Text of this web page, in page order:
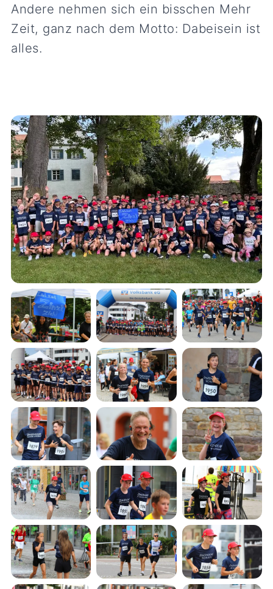
Andere nehmen sich ein bisschen Mehr
Zeit, ganz nach dem Motto: Dabeisein ist
alles.